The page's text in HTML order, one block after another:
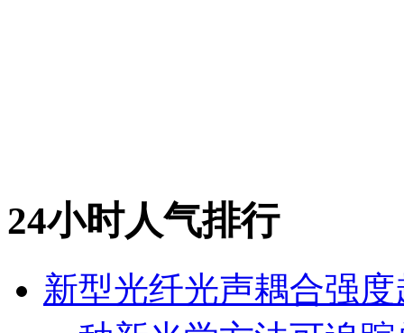
24小时人气排行
新型光纤光声耦合强